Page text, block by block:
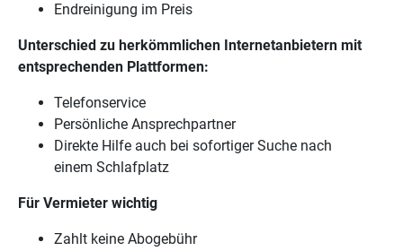
Endreinigung im Preis
Unterschied zu herkömmlichen Internetanbietern mit
entsprechenden Plattformen:
Telefonservice
Persönliche Ansprechpartner
Direkte Hilfe auch bei sofortiger Suche nach
einem Schlafplatz
Für Vermieter wichtig
Zahlt keine Abogebühr